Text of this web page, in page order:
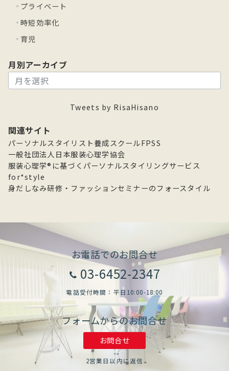
プライベート
時短効率化
育児
月別アーカイブ
別
イ
ブ
Tweets by RisaHisano
関連サイト
パーソナルスタイリスト養成スクールFPSS
一般社団法人日本服装心理学協会
服装心理学®に基づくパーソナルスタイリングサービス
for*style
身だしなみ研修・ファッションセミナーのフォースタイル
お電話でのお問合せ
03-6452-2347
電話受付時間：平日10:00-18:00
フォームからのお問合せ
お問合せ
2営業日以内に返信